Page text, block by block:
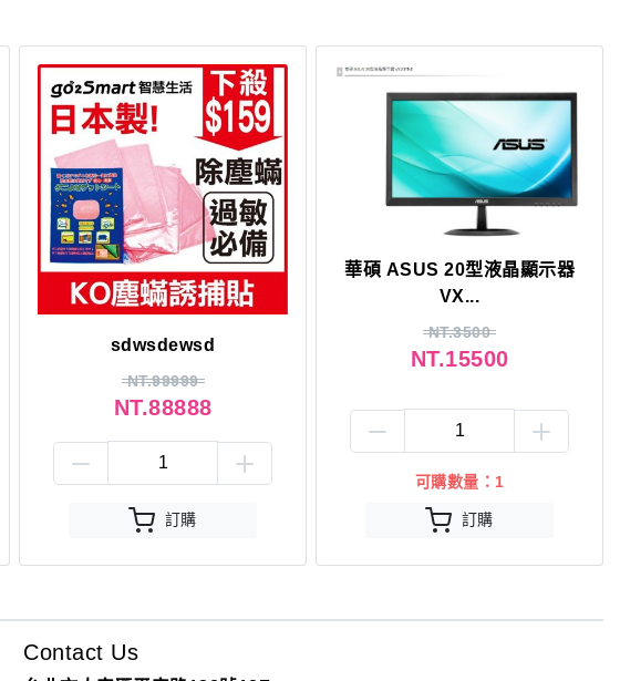
sdwsdewsd
NT.99999
NT.88888
訂購
華碩 ASUS 20型液晶顯示器
VX...
NT.3500
NT.15500
可購數量：1
訂購
Contact Us